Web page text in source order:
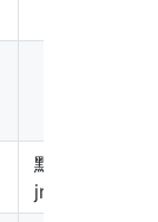
默认路径